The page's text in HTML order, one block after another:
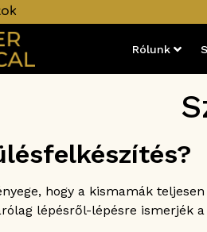
Rólunk
hogy a kismamák
lépésről-lépésre ismerjék